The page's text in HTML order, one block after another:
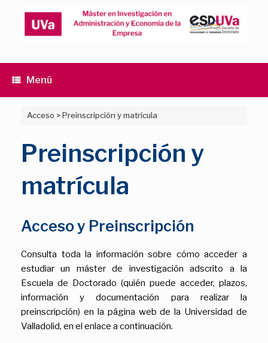
contenido
Menú
Acceso >Preinscripción y matrícula
Preinscripción y
matrícula
Acceso y Preinscripción
Consulta toda la información sobre cómo acceder a
estudiar un máster de investigación adscrito a la
Escuela de Doctorado (quién puede acceder, plazos,
información y documentación para realizar la
preinscripción) en la página web de la Universidad de
Valladolid, en el enlace a continuación.